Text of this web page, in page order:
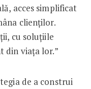
acces simplificat
clienților.
cu soluțiile
din viața lor.”
de a construi